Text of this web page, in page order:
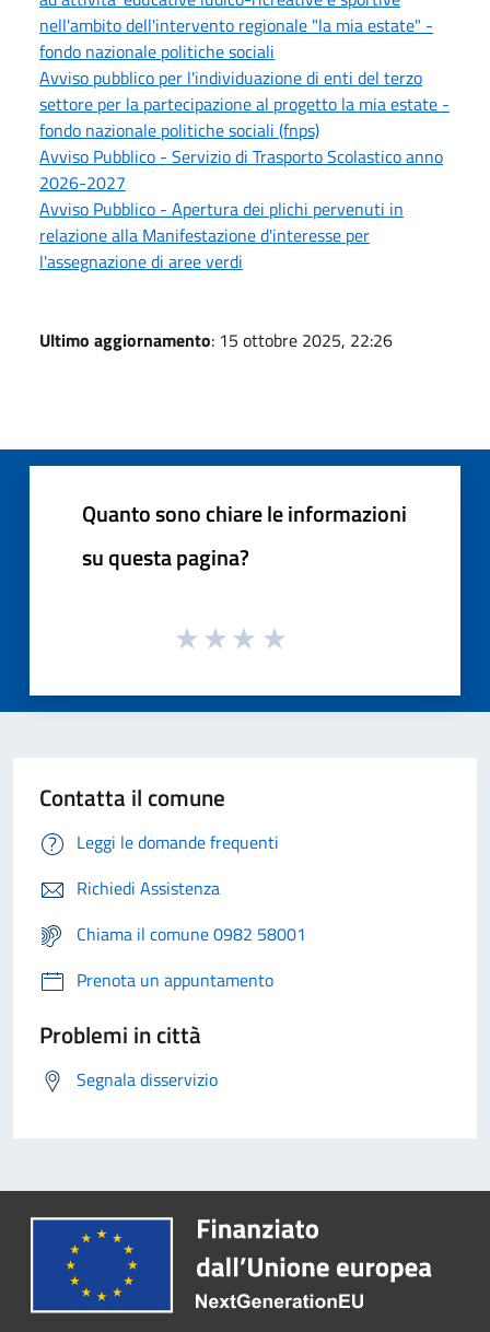
nell'ambito dell'intervento regionale "la mia estate" -
fondo nazionale politiche sociali
Avviso pubblico per l'individuazione di enti del terzo
settore per la partecipazione al progetto la mia estate -
fondo nazionale politiche sociali (fnps)
Avviso Pubblico - Servizio di Trasporto Scolastico anno
2026-2027
Avviso Pubblico - Apertura dei plichi pervenuti in
relazione alla Manifestazione d'interesse per
l'assegnazione di aree verdi
Ultimo aggiornamento: 15 ottobre 2025, 22:26
Quanto sono chiare le informazioni
su questa pagina?
Contatta il comune
Leggi le domande frequenti
Richiedi Assistenza
Chiama il comune 0982 58001
Prenota un appuntamento
Problemi in città
Segnala disservizio